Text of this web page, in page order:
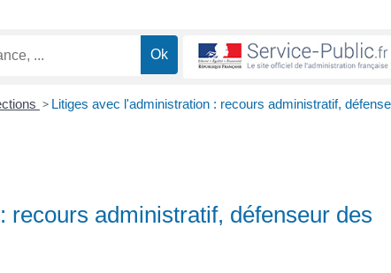
> Litiges avec l'administration : recours administratif,
recours administratif, défenseur des